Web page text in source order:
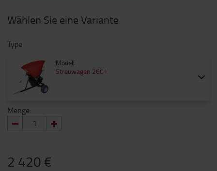
Wählen Sie eine Variante
Type
Modell
Streuwagen 260 l
Menge
2 420 €